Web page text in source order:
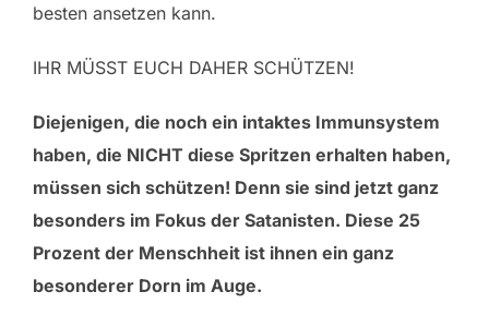
besten ansetzen kann.
IHR MÜSST EUCH DAHER SCHÜTZEN!
Diejenigen, die noch ein intaktes Immunsystem
haben, die NICHT diese Spritzen erhalten haben,
müssen sich schützen! Denn sie sind jetzt ganz
besonders im Fokus der Satanisten. Diese 25
Prozent der Menschheit ist ihnen ein ganz
besonderer Dorn im Auge.